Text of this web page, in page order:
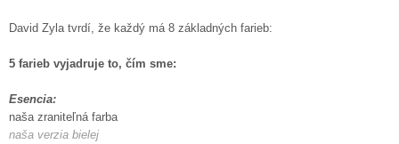
David Zyla tvrdí, že každý má 8 základných farieb:
5 farieb vyjadruje to, čím sme:
Esencia:
naša zraniteľná farba
naša verzia bielej